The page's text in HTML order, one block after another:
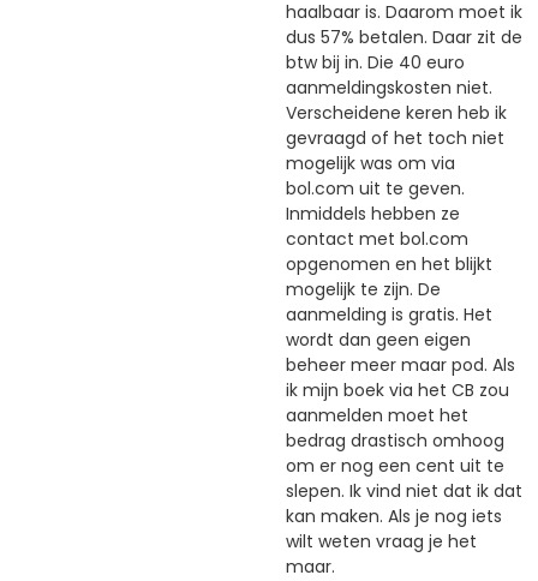
haalbaar is. Daarom moet ik
dus 57% betalen. Daar zit de
btw bij in. Die 40 euro
aanmeldingskosten niet.
Verscheidene keren heb ik
gevraagd of het toch niet
mogelijk was om via
bol.com uit te geven.
Inmiddels hebben ze
contact met bol.com
opgenomen en het blijkt
mogelijk te zijn. De
aanmelding is gratis. Het
wordt dan geen eigen
beheer meer maar pod. Als
ik mijn boek via het CB zou
aanmelden moet het
bedrag drastisch omhoog
om er nog een cent uit te
slepen. Ik vind niet dat ik dat
kan maken. Als je nog iets
wilt weten vraag je het
maar.